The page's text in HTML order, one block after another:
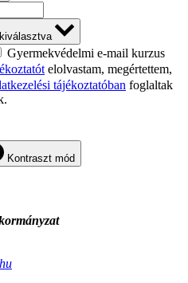
Gyermekvédelmi e-mail kurzus
elolvastam, megértettem,
tájékoztatóban foglaltak
Kontraszt mód